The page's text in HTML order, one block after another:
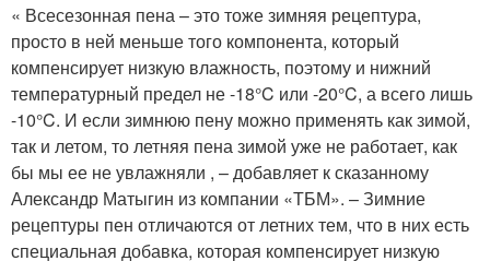
« Всесезонная пена – это тоже зимняя рецептура,
просто в ней меньше того компонента, который
компенсирует низкую влажность, поэтому и нижний
температурный предел не -18°C или -20°C, а всего лишь
-10°C. И если зимнюю пену можно применять как зимой,
так и летом, то летняя пена зимой уже не работает, как
бы мы ее не увлажняли , – добавляет к сказанному
Александр Матыгин из компании «ТБМ». – Зимние
рецептуры пен отличаются от летних тем, что в них есть
специальная добавка, которая компенсирует низкую